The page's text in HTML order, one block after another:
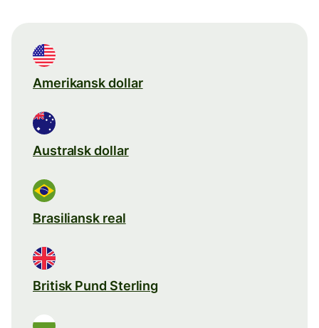
Amerikansk dollar
Australsk dollar
Brasiliansk real
Britisk Pund Sterling